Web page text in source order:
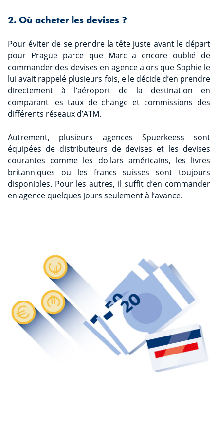
2. Où acheter les devises ?
Pour éviter de se prendre la tête juste avant le départ
pour Prague parce que Marc a encore oublié de
commander des devises en agence alors que Sophie le
lui avait rappelé plusieurs fois, elle décide d’en prendre
directement à l’aéroport de la destination en
comparant les taux de change et commissions des
différents réseaux d’ATM.
Autrement, plusieurs agences Spuerkeess sont
équipées de distributeurs de devises et les devises
courantes comme les dollars américains, les livres
britanniques ou les francs suisses sont toujours
disponibles. Pour les autres, il suffit d’en commander
en agence quelques jours seulement à l’avance.